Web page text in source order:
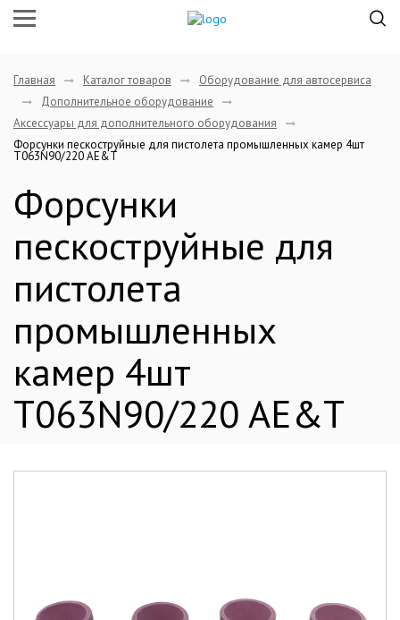
Главная Каталог товаров
Оборудование для автосервиса
Дополнительное оборудование
Аксессуары для дополнительного оборудования
Форсунки пескоструйные для пистолета промышленных камер 4шт
T063N90/220 AE&T
Форсунки
пескоструйные для
пистолета
промышленных
камер 4шт
T063N90/220 AE&T